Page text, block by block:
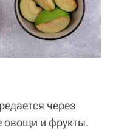
через
овощи и фрукты.